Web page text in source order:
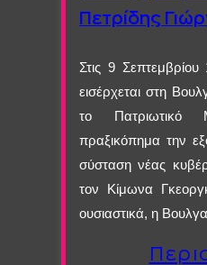
Πετρίδης
Στις 9
εισέρχεται στη
το Πατριωτικό
πραξικόπημα την
σύσταση νέας
τον Κίμωνα
ουσιαστικά, η